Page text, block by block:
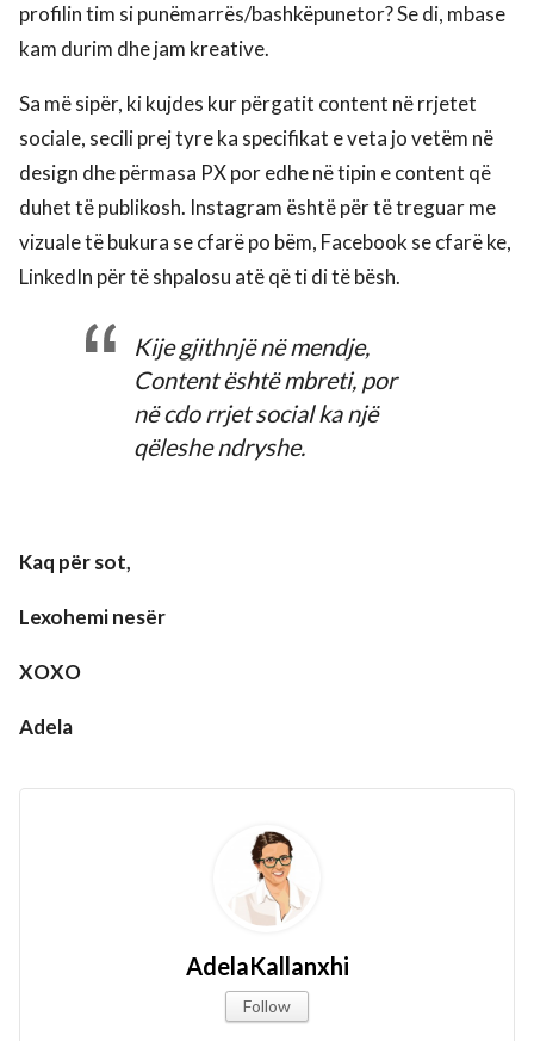
profilin tim si punëmarrës/bashkëpunetor? Se di, mbase
kam durim dhe jam kreative.
Sa më sipër, ki kujdes kur përgatit content në rrjetet
sociale, secili prej tyre ka specifikat e veta jo vetëm në
design dhe përmasa PX por edhe në tipin e content që
duhet të publikosh. Instagram është për të treguar me
vizuale të bukura se cfarë po bëm, Facebook se cfarë ke,
LinkedIn për të shpalosu atë që ti di të bësh.
Kije gjithnjë në mendje,
Content është mbreti, por
në cdo rrjet social ka një
qëleshe ndryshe.
Kaq për sot,
Lexohemi nesër
XOXO
Adela
AdelaKallanxhi
Follow